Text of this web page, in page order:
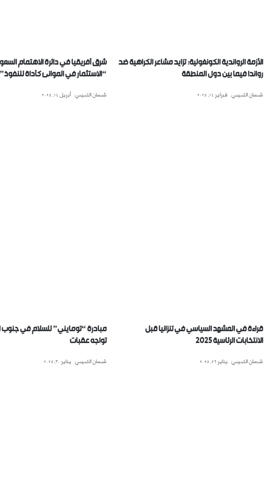
شرق أفريقيا في دائرة الاهتمام
“الاستثمار في الموانئ كأداة للنفوذ”
شمسان التميمي أبريل 14, 2025
الأزمة الرواندية الكونغولية: تزايد مشاعر الكراهية ضد
رواندا فيما بين دول المنطقة
شمسان التميمي فبراير 14, 2025
مبادرة “تومايني” للسلام في جنوب
تواجه عقبات
شمسان التميمي يناير 30, 2025
قراءة في المشهد السياسي في تنزانيا قبل
الانتخابات الرئاسية 2025
شمسان التميمي يناير 26, 2025